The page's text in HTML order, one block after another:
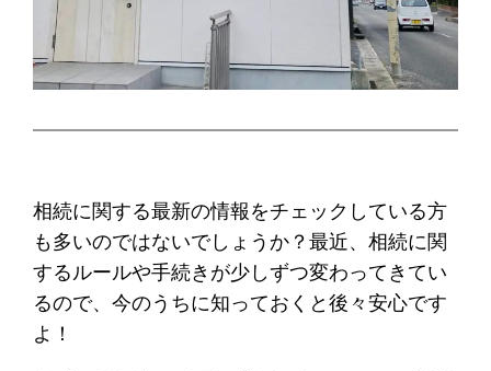
相続に関する最新の情報をチェックしている方
も多いのではないでしょうか？最近、相続に関
するルールや手続きが少しずつ変わってきてい
るので、今のうちに知っておくと後々安心です
よ！